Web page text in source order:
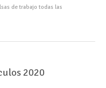
de trabajo todas las
2020